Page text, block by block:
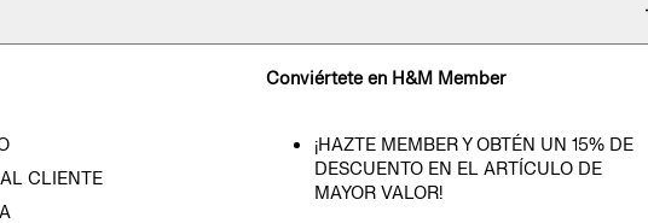
CLIENTE
Conviértete en H&M Member
¡HAZTE MEMBER Y OBTÉN UN 15% DE
DESCUENTO EN EL ARTÍCULO DE
MAYOR VALOR!